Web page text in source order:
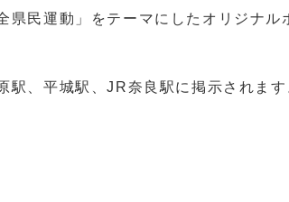
民運動」をテーマにしたオリジナル
、平城駅、JR奈良駅に掲示されます